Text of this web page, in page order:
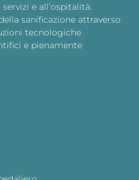
e all’ospitalità.
sanificazione attraverso
tecnologiche
e pienamente